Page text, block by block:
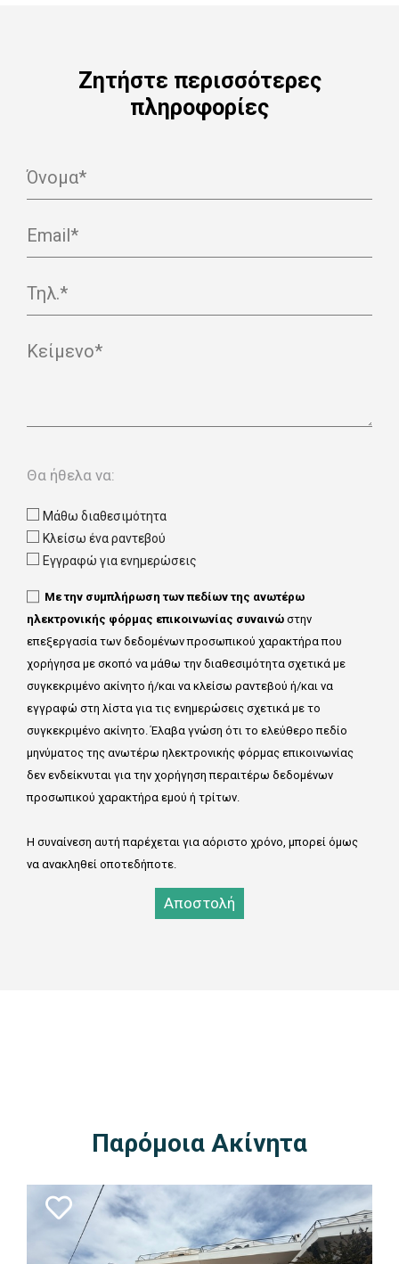
Ζητήστε περισσότερες
πληροφορίες
Όνομα*
Email*
Τηλ.*
Κείμενο*
Θα ήθελα να:
Μάθω διαθεσιμότητα
Κλείσω ένα ραντεβού
Εγγραφώ για ενημερώσεις
Με την συμπλήρωση των πεδίων της ανωτέρω
ηλεκτρονικής φόρμας επικοινωνίας συναινώ στην
επεξεργασία των δεδομένων προσωπικού χαρακτήρα που
χορήγησα με σκοπό να μάθω την διαθεσιμότητα σχετικά με
συγκεκριμένο ακίνητο ή/και να κλείσω ραντεβού ή/και να
εγγραφώ στη λίστα για τις ενημερώσεις σχετικά με το
συγκεκριμένο ακίνητο. Έλαβα γνώση ότι το ελεύθερο πεδίο
μηνύματος της ανωτέρω ηλεκτρονικής φόρμας επικοινωνίας
δεν ενδείκνυται για την χορήγηση περαιτέρω δεδομένων
προσωπικού χαρακτήρα εμού ή τρίτων.
Η συναίνεση αυτή παρέχεται για αόριστο χρόνο, μπορεί όμως
να ανακληθεί οποτεδήποτε.
Αποστολή
Παρόμοια Ακίνητα